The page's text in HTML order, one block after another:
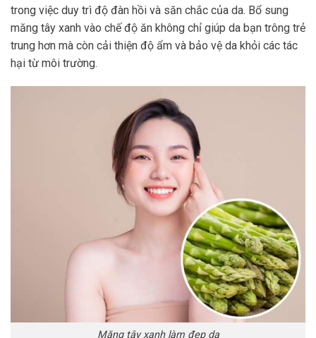
trong việc duy trì độ đàn hồi và săn chắc của da. Bổ sung
măng tây xanh vào chế độ ăn không chỉ giúp da bạn trông trẻ
trung hơn mà còn cải thiện độ ẩm và bảo vệ da khỏi các tác
hại từ môi trường.
Măng tây xanh làm đẹp da